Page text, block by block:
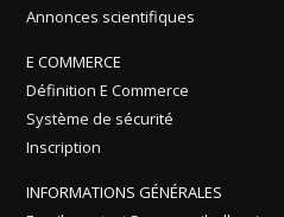
Annonces scientifiques
E COMMERCE
Définition E Commerce
Système de sécurité
Inscription
INFORMATIONS GÉNÉRALES